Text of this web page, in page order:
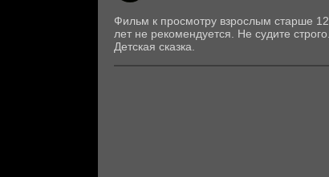
Фильм к просмотру взрослым старше 12
лет не рекомендуется. Не судите строго.
Детская сказка.